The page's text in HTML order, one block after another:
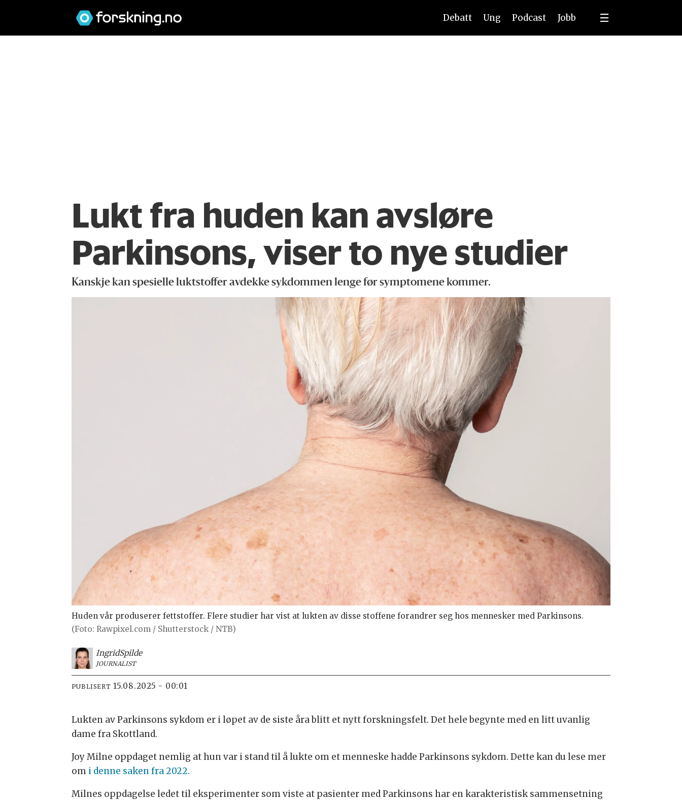
Debatt Ung Podcast Jobb
Lukt fra huden kan avsløre
Parkinsons, viser to nye studier
Kanskje kan spesielle luktstoffer avdekke sykdommen lenge før symptomene kommer.
Huden vår produserer fettstoffer. Flere studier har vist at lukten av disse stoffene forandrer seg hos mennesker med Parkinsons.
(Foto: Rawpixel.com / Shutterstock / NTB)
IngridSpilde
JOURNALIST
PUBLISERT 15.08.2025 - 00:01
Lukten av Parkinsons sykdom er i løpet av de siste åra blitt et nytt forskningsfelt. Det hele begynte med en litt uvanlig
dame fra Skottland.
Joy Milne oppdaget nemlig at hun var i stand til å lukte om et menneske hadde Parkinsons sykdom. Dette kan du lese mer
om i denne saken fra 2022.
Milnes oppdagelse ledet til eksperimenter som viste at pasienter med Parkinsons har en karakteristisk sammensetning